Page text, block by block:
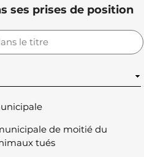
ses prises de position
de moitié du
tués